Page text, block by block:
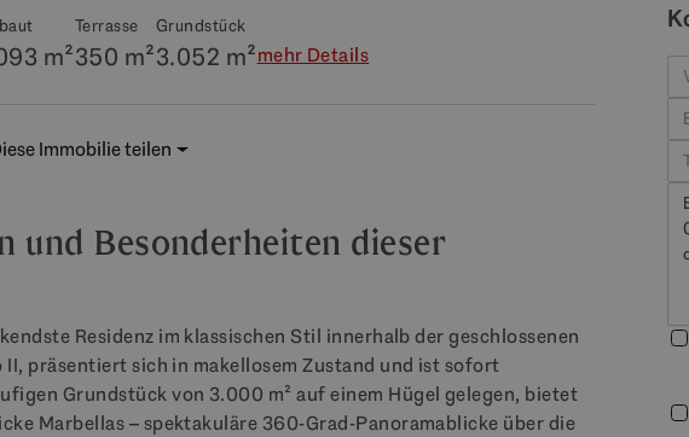
m²
Terrasse
350 m²
Grundstück
3.052 m²mehr Details
Immobilie teilen
und Besonderheiten dieser
Residenz im klassischen Stil innerhalb der geschlossenen
präsentiert sich in makellosem Zustand und ist sofort
Grundstück von 3.000 m² auf einem Hügel gelegen, bietet
Marbellas – spektakuläre 360-Grad-Panoramablicke über die